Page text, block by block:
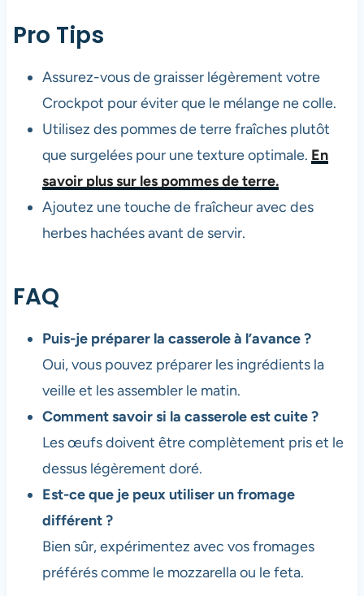
Pro Tips
Assurez-vous de graisser légèrement votre
Crockpot pour éviter que le mélange ne colle.
Utilisez des pommes de terre fraîches plutôt
que surgelées pour une texture optimale. En
savoir plus sur les pommes de terre.
Ajoutez une touche de fraîcheur avec des
herbes hachées avant de servir.
FAQ
Puis-je préparer la casserole à l’avance ?
Oui, vous pouvez préparer les ingrédients la
veille et les assembler le matin.
Comment savoir si la casserole est cuite ?
Les œufs doivent être complètement pris et le
dessus légèrement doré.
Est-ce que je peux utiliser un fromage
différent ?
Bien sûr, expérimentez avec vos fromages
préférés comme le mozzarella ou le feta.